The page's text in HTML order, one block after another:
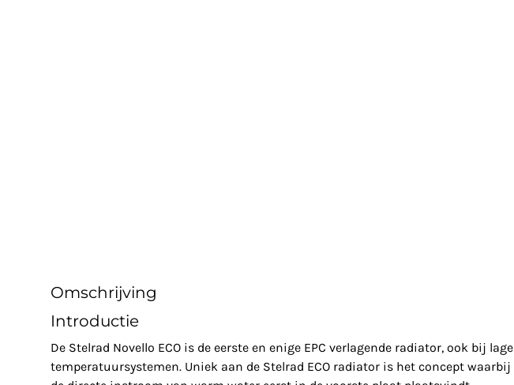
Omschrijving
Introductie
De Stelrad Novello ECO is de eerste en enige EPC verlagende radiator, ook bij lage
temperatuursystemen. Uniek aan de Stelrad ECO radiator is het concept waarbij